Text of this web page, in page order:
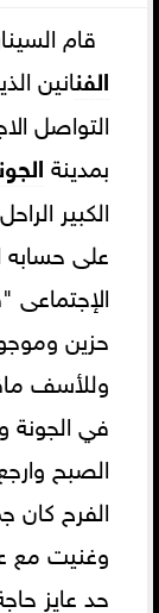
قام
الفنانين
التواصل
بمدينة
الكبير
على
حزين
وللأسف
في
الصبح
الفرح
وغنيت مع
حد عايز